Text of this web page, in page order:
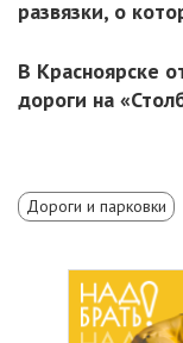
развязки, о
В Красноярске
дороги на
Дороги и парковки